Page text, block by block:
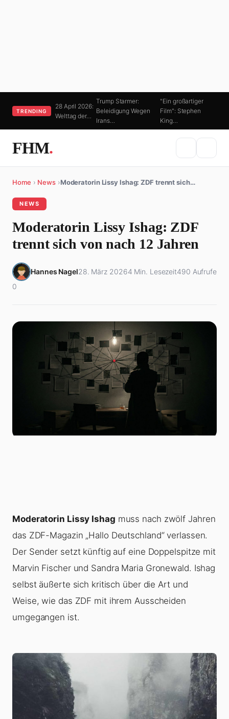
TRENDING
28 April 2026:
Welttag der…
Trump Starmer:
Beleidigung Wegen
Irans…
"Ein großartiger
Film": Stephen
King…
FHM.
Home › News ›Moderatorin Lissy Ishag: ZDF trennt sich…
NEWS
Moderatorin Lissy Ishag: ZDF
trennt sich von nach 12 Jahren
Hannes Nagel28. März 20264 Min. Lesezeit490 Aufrufe
0
Moderatorin Lissy Ishag muss nach zwölf Jahren
das ZDF-Magazin „Hallo Deutschland“ verlassen.
Der Sender setzt künftig auf eine Doppelspitze mit
Marvin Fischer und Sandra Maria Gronewald. Ishag
selbst äußerte sich kritisch über die Art und
Weise, wie das ZDF mit ihrem Ausscheiden
umgegangen ist.